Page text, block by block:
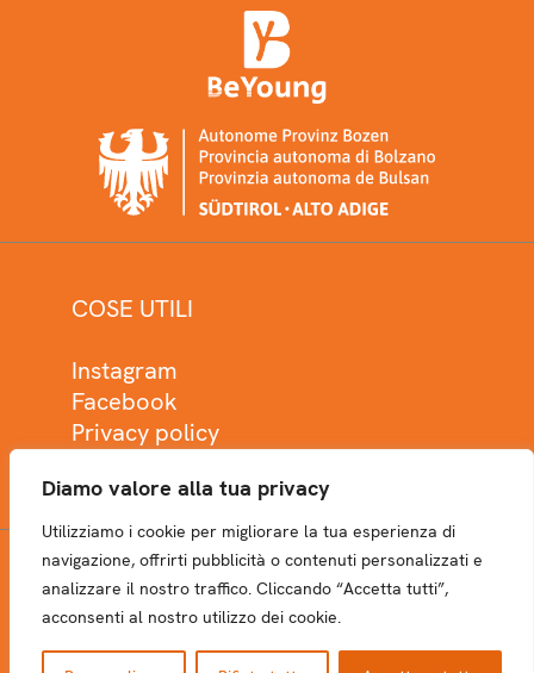
Diamo valore alla tua privacy
Utilizziamo i cookie per migliorare la tua esperienza di
navigazione, offrirti pubblicità o contenuti personalizzati e
analizzare il nostro traffico. Cliccando “Accetta tutti”,
acconsenti al nostro utilizzo dei cookie.
COSE UTILI
Instagram
Facebook
Privacy policy
NEWSLETTER